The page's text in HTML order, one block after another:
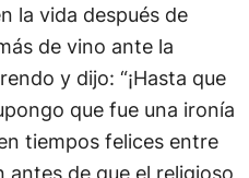
la vida después de
de vino ante la
y dijo: “¡Hasta que
que fue una ironía
tiempos felices entre
antes de que el religioso